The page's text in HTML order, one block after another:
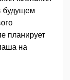
будущем
планирует
на